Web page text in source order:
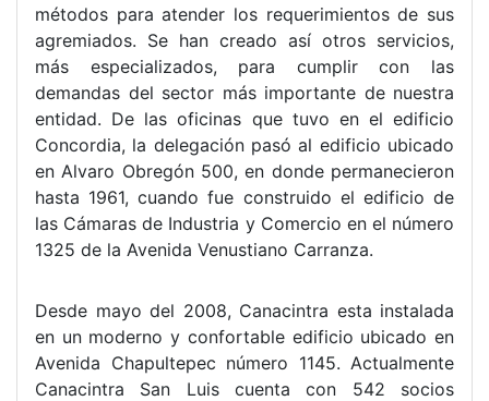
métodos para atender los requerimientos de sus
agremiados. Se han creado así otros servicios,
más especializados, para cumplir con las
demandas del sector más importante de nuestra
entidad. De las oficinas que tuvo en el edificio
Concordia, la delegación pasó al edificio ubicado
en Alvaro Obregón 500, en donde permanecieron
hasta 1961, cuando fue construido el edificio de
las Cámaras de Industria y Comercio en el número
1325 de la Avenida Venustiano Carranza.
Desde mayo del 2008, Canacintra esta instalada
en un moderno y confortable edificio ubicado en
Avenida Chapultepec número 1145. Actualmente
Canacintra San Luis cuenta con 542 socios